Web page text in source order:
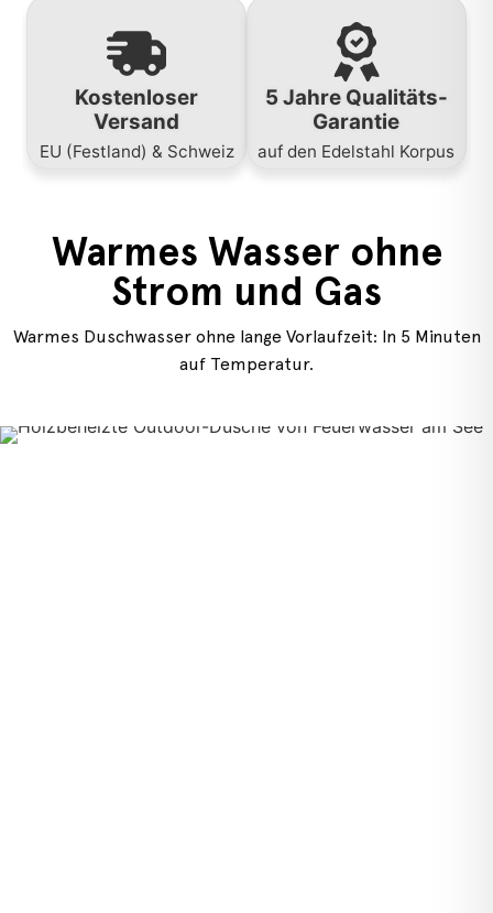
Kostenloser
Versand
EU (Festland) & Schweiz
5 Jahre Qualitäts-
Garantie
auf den Edelstahl Korpus
Warmes Wasser ohne
Strom und Gas
Warmes Duschwasser ohne lange Vorlaufzeit: In 5 Minuten
auf Temperatur.